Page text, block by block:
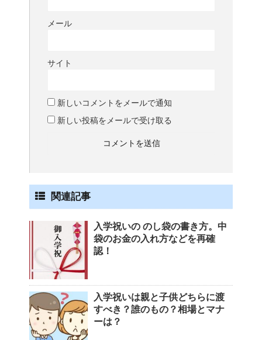
メール
サイト
新しいコメントをメールで通知
新しい投稿をメールで受け取る
関連記事
入学祝いの のし袋の書き方。中
袋のお金の入れ方などを再確
認！
入学祝いは親と子供どちらに渡
すべき？誰のもの？相場とマナ
ーは？